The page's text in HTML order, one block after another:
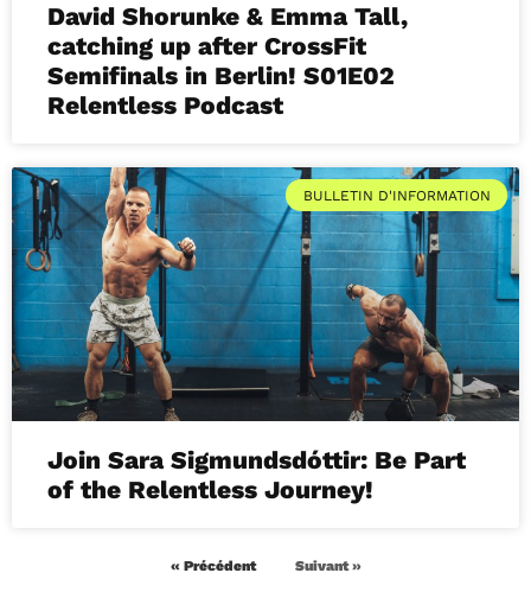
David Shorunke & Emma Tall,
catching up after CrossFit
Semifinals in Berlin! S01E02
Relentless Podcast
BULLETIN D'INFORMATION
Join Sara Sigmundsdóttir: Be Part
of the Relentless Journey!
« Précédent Suivant »